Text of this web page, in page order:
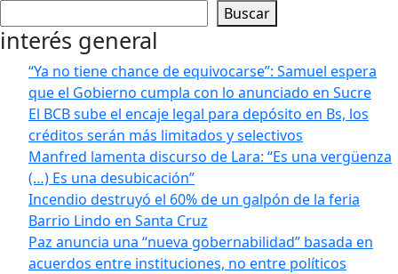
Buscar
interés general
“Ya no tiene chance de equivocarse”: Samuel espera
que el Gobierno cumpla con lo anunciado en Sucre
El BCB sube el encaje legal para depósito en Bs, los
créditos serán más limitados y selectivos
Manfred lamenta discurso de Lara: “Es una vergüenza
(…) Es una desubicación”
Incendio destruyó el 60% de un galpón de la feria
Barrio Lindo en Santa Cruz
Paz anuncia una “nueva gobernabilidad” basada en
acuerdos entre instituciones, no entre políticos